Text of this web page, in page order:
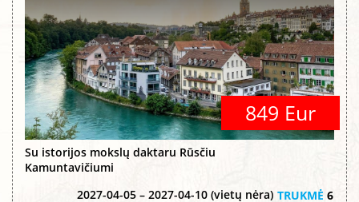
849 Eur
Su istorijos mokslų daktaru Rūsčiu
Kamuntavičiumi
2027-04-05 – 2027-04-10 (vietų nėra) TRUKMĖ 6